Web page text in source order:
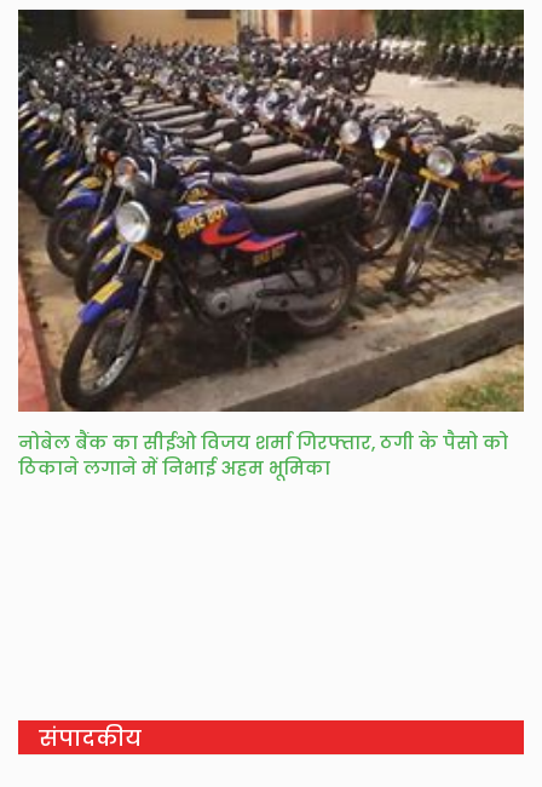
नोबेल बैंक का सीईओ विजय शर्मा गिरफ्तार, ठगी के पैसो को
ठिकाने लगाने में निभाई अहम भूमिका
संपादकीय